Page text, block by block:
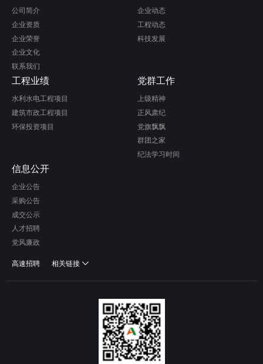
公司简介
企业资质
企业荣誉
企业文化
联系我们
企业动态
工程动态
科技发展
工程业绩
水利水电工程项目
建筑市政工程项目
环保投资项目
党群工作
上级精神
正风肃纪
党旗飘飘
群团之家
纪法学习时间
信息公开
企业公告
采购公告
成交公示
人才招聘
党风廉政
高速招聘 相关链接